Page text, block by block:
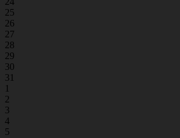
25
26
27
28
29
30
31
1
2
3
4
5